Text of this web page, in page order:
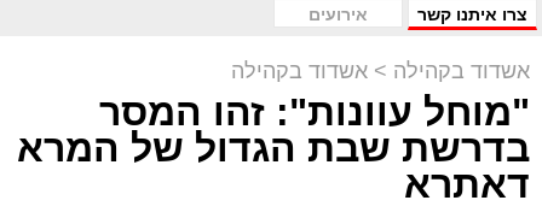
צרו איתנו קשר
אירועים
אשדוד בקהילה > אשדוד בקהילה
"מוחל עוונות": זהו המסר
בדרשת שבת הגדול של המרא
דאתרא